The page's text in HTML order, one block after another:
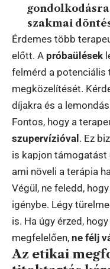
szakmai
Érdemes több
előtt. A próbaülések
felmérd a potenciális
megközelítését.
díjakra és a
Fontos, hogy a
szupervízióval. Ez
is kapjon támogatást
ami növeli a terápia
Végül, ne feledd,
igénybe. Légy
is. Ha úgy érzed,
megfelelően, ne félj
Az etikai